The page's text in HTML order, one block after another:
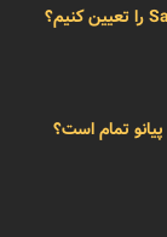
تمام است؟